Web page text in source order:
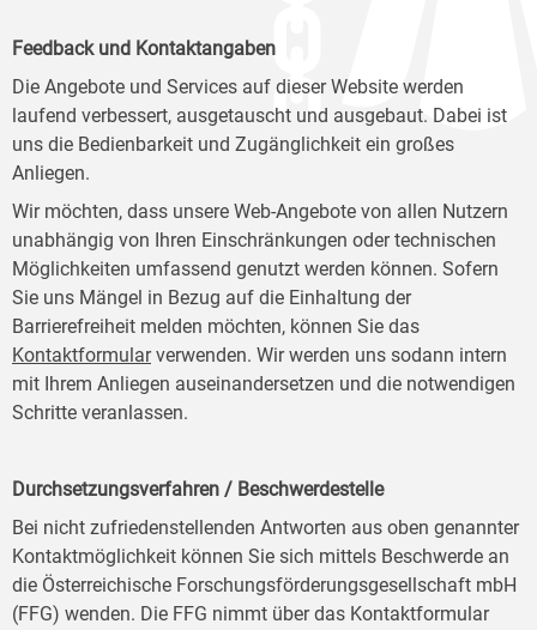
Feedback und Kontaktangaben
Die Angebote und Services auf dieser Website werden
laufend verbessert, ausgetauscht und ausgebaut. Dabei ist
uns die Bedienbarkeit und Zugänglichkeit ein großes
Anliegen.
Wir möchten, dass unsere Web-Angebote von allen Nutzern
unabhängig von Ihren Einschränkungen oder technischen
Möglichkeiten umfassend genutzt werden können. Sofern
Sie uns Mängel in Bezug auf die Einhaltung der
Barrierefreiheit melden möchten, können Sie das
Kontaktformularverwenden. Wir werden uns sodann intern
mit Ihrem Anliegen auseinandersetzen und die notwendigen
Schritte veranlassen.
Durchsetzungsverfahren / Beschwerdestelle
Bei nicht zufriedenstellenden Antworten aus oben genannter
Kontaktmöglichkeit können Sie sich mittels Beschwerde an
die Österreichische Forschungsförderungsgesellschaft mbH
(FFG) wenden. Die FFG nimmt über das Kontaktformular